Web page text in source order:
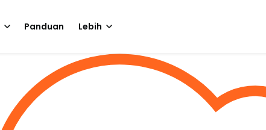
Panduan Lebih